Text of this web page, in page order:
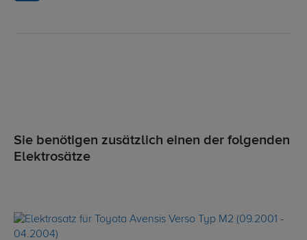
Sie benötigen zusätzlich einen der folgenden
Elektrosätze